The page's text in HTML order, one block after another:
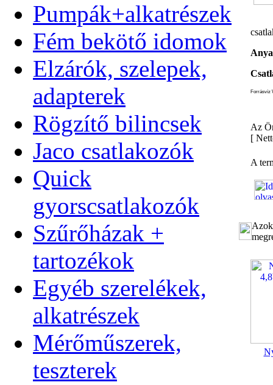
Pumpák+alkatrészek
Fém bekötő idomok
Elzárók, szelepek,
adapterek
Rögzítő bilincsek
Jaco csatlakozók
Quick
gyorscsatlakozók
Szűrőházak +
tartozékok
Egyéb szerelékek,
alkatrészek
Mérőműszerek,
teszterek
Forrásvíz
Az
[
A